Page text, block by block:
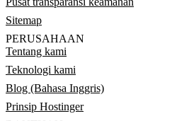
Sitemap
PERUSAHAAN
Tentang kami
Teknologi kami
Blog (Bahasa Inggris)
Prinsip Hostinger